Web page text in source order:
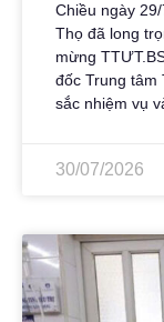
Chiều ngày
Thọ đã long
mừng
đốc Trung tâm
sắc nhiệm vụ
30/07/2026